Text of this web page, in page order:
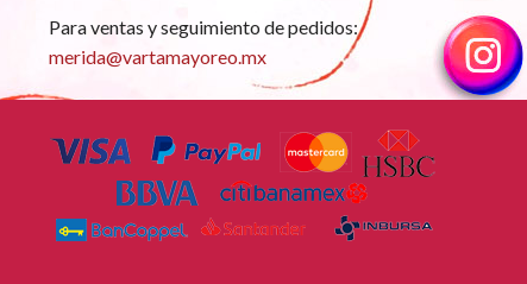
Para ventas y seguimiento de pedidos:
merida@vartamayoreo.mx